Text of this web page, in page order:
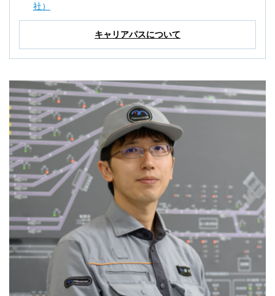
社）
キャリアパスについて